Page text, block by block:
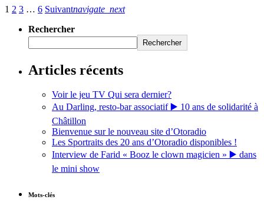
1 2 3 … 6 Suivantnavigate_next
Rechercher
Rechercher
Articles récents
Voir le jeu TV Qui sera dernier?
Au Darling, resto-bar associatif ▶️ 10 ans de solidarité à
Châtillon
Bienvenue sur le nouveau site d’Otoradio
Les Sportraits des 20 ans d’Otoradio disponibles !
Interview de Farid « Booz le clown magicien » ▶️ dans
le mini show
Mots-clés